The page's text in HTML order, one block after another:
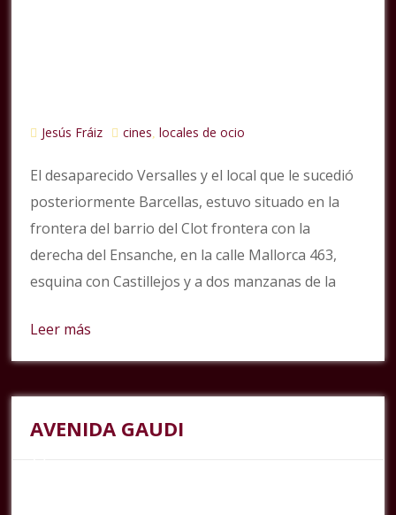
Jesús Fráiz cines, locales de ocio
El desaparecido Versalles y el local que le sucedió
posteriormente Barcellas, estuvo situado en la
frontera del barrio del Clot frontera con la
derecha del Ensanche, en la calle Mallorca 463,
esquina con Castillejos y a dos manzanas de la
Leer más
AVENIDA GAUDI